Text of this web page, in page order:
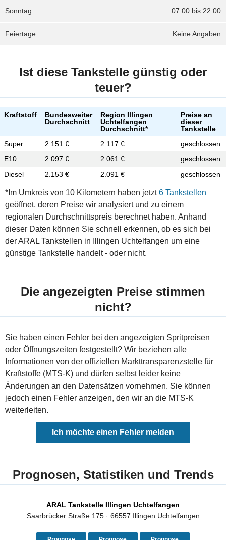
07:00 bis 22:00
Sonntag
Keine Angaben
Feiertage
Ist diese Tankstelle günstig oder
teuer?
Kraftstoff
Bundesweiter
Durchschnitt
Region Illingen
Uchtelfangen
Durchschnitt*
Preise an
dieser
Tankstelle
Super
2.151 € 2.117 €
geschlossen
E10
2.097 € 2.061 €
geschlossen
Diesel
2.153 € 2.091 € geschlossen
*Im Umkreis von 10 Kilometern haben jetzt6 Tankstellen
geöffnet, deren Preise wir analysiert und zu einem
regionalen Durchschnittspreis berechnet haben. Anhand
dieser Daten können Sie schnell erkennen, ob es sich bei
der ARAL Tankstellen in Illingen Uchtelfangen um eine
günstige Tankstelle handelt - oder nicht.
Die angezeigten Preise stimmen
nicht?
Sie haben einen Fehler bei den angezeigten Spritpreisen
oder Öffnungszeiten festgestellt? Wir beziehen alle
Informationen von der offiziellen Markttransparenzstelle für
Kraftstoffe (MTS-K) und dürfen selbst leider keine
Änderungen an den Datensätzen vornehmen. Sie können
jedoch einen Fehler anzeigen, den wir an die MTS-K
weiterleiten.
Ich möchte einen Fehler melden
Prognosen, Statistiken und Trends
ARAL Tankstelle Illingen Uchtelfangen
Saarbrücker Straße 175 · 66557 Illingen Uchtelfangen